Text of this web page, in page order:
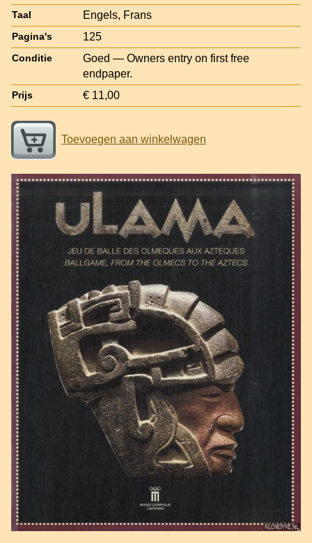
Taal Engels, Frans
Pagina's 125
Conditie
Goed — Owners entry on first free
endpaper.
Prijs € 11,00
Toevoegen aan winkelwagen